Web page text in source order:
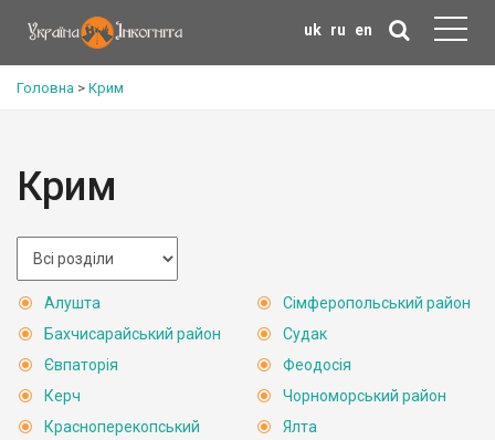
uk ru en
Головна > Крим
Крим
Алушта
Бахчисарайський район
Євпаторія
Керч
Красноперекопський
Сімферопольський район
Судак
Феодосія
Чорноморський район
Ялта